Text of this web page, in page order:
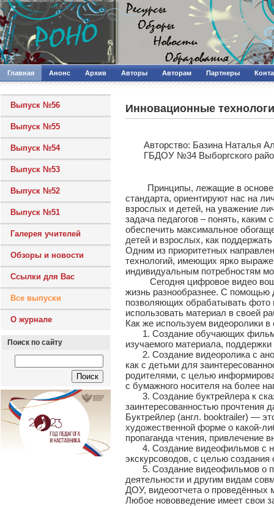
Главная Анонс Архив Авторы Авторам Партнеры
Выпуск №56
Выпуск №55
Выпуск №54
Выпуск №53
Выпуск №52
Выпуск №51
Галерея учителей
Обзоры и новости
Ссылки для Вас
Все выпуски
О журнале
Поиск по сайту
Инновационные
Авторcтво: Базина Наталья
ГБДОУ №34 Выборгского
Принципы, лежащие в основе
стандарта, ориентируют нас на
взрослых и детей, на уважение
задача педагогов – понять,
обеспечить максимальное
детей и взрослых, как
Одним из приоритетных
технологий, имеющих ярко
индивидуальным потребностям
Сегодня цифровое видео
жизнь разнообразнее. С помощью
позволяющих обрабатывать
использовать материал в своей
Как же используем видеоролики
1. Создание обучающих
изучаемого материала,
2. Создание видеоролика с
как с детьми для
родителями, с целью
с бумажного носителя на более
3. Создание буктрейлера к
заинтересованностью прочтения
Буктрейлер (англ. booktrailer) —
художественной форме о какой-
пропаганда чтения, привлечение
4. Создание видеофильмов с
экскурсоводов, с целью
5. Создание видеофильмов о
деятельности и другим видам
ДОУ, видеоотчета о проведённых
Любое нововведение имеет свои